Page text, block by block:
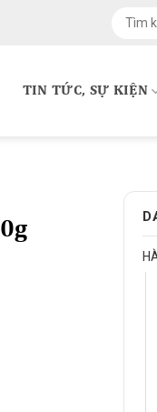
kiếm:
TIN TỨC, SỰ KIỆN